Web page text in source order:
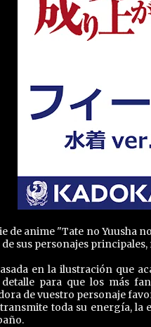
de anime "Tate no Yuusha
sus personajes
en la ilustración que
para que los más
de vuestro personaje
toda su energía, la